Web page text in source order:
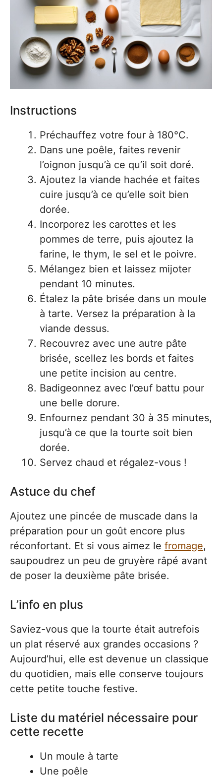
Instructions
Préchauffez votre four à 180°C.
Dans une poêle, faites revenir
l’oignon jusqu’à ce qu’il soit doré.
Ajoutez la viande hachée et faites
cuire jusqu’à ce qu’elle soit bien
dorée.
Incorporez les carottes et les
pommes de terre, puis ajoutez la
farine, le thym, le sel et le poivre.
Mélangez bien et laissez mijoter
pendant 10 minutes.
Étalez la pâte brisée dans un moule
à tarte. Versez la préparation à la
viande dessus.
Recouvrez avec une autre pâte
brisée, scellez les bords et faites
une petite incision au centre.
Badigeonnez avec l’œuf battu pour
une belle dorure.
Enfournez pendant 30 à 35 minutes,
jusqu’à ce que la tourte soit bien
dorée.
Servez chaud et régalez-vous !
Astuce du chef
Ajoutez une pincée de muscade dans la
préparation pour un goût encore plus
réconfortant. Et si vous aimez le fromage,
saupoudrez un peu de gruyère râpé avant
de poser la deuxième pâte brisée.
L’info en plus
Saviez-vous que la tourte était autrefois
un plat réservé aux grandes occasions ?
Aujourd’hui, elle est devenue un classique
du quotidien, mais elle conserve toujours
cette petite touche festive.
Liste du matériel nécessaire pour
cette recette
Un moule à tarte
Une poêle